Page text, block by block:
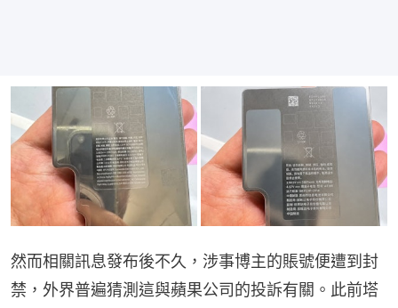
然而相關訊息發布後不久，涉事博主的賬號便遭到封
禁，外界普遍猜測這與蘋果公司的投訴有關。此前塔